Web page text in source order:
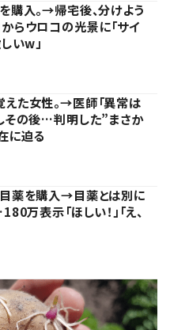
購入。→帰宅後、分けよう
ウロコの光景に「サイ
いw」
た女性。→医師「異常は
その後…判明した”まさか
に迫る
目薬を購入→目薬とは別に
万表示「ほしい！」「え、